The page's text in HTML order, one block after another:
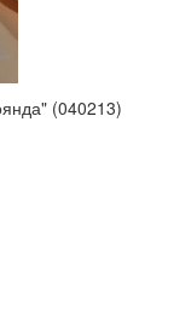
(040213)